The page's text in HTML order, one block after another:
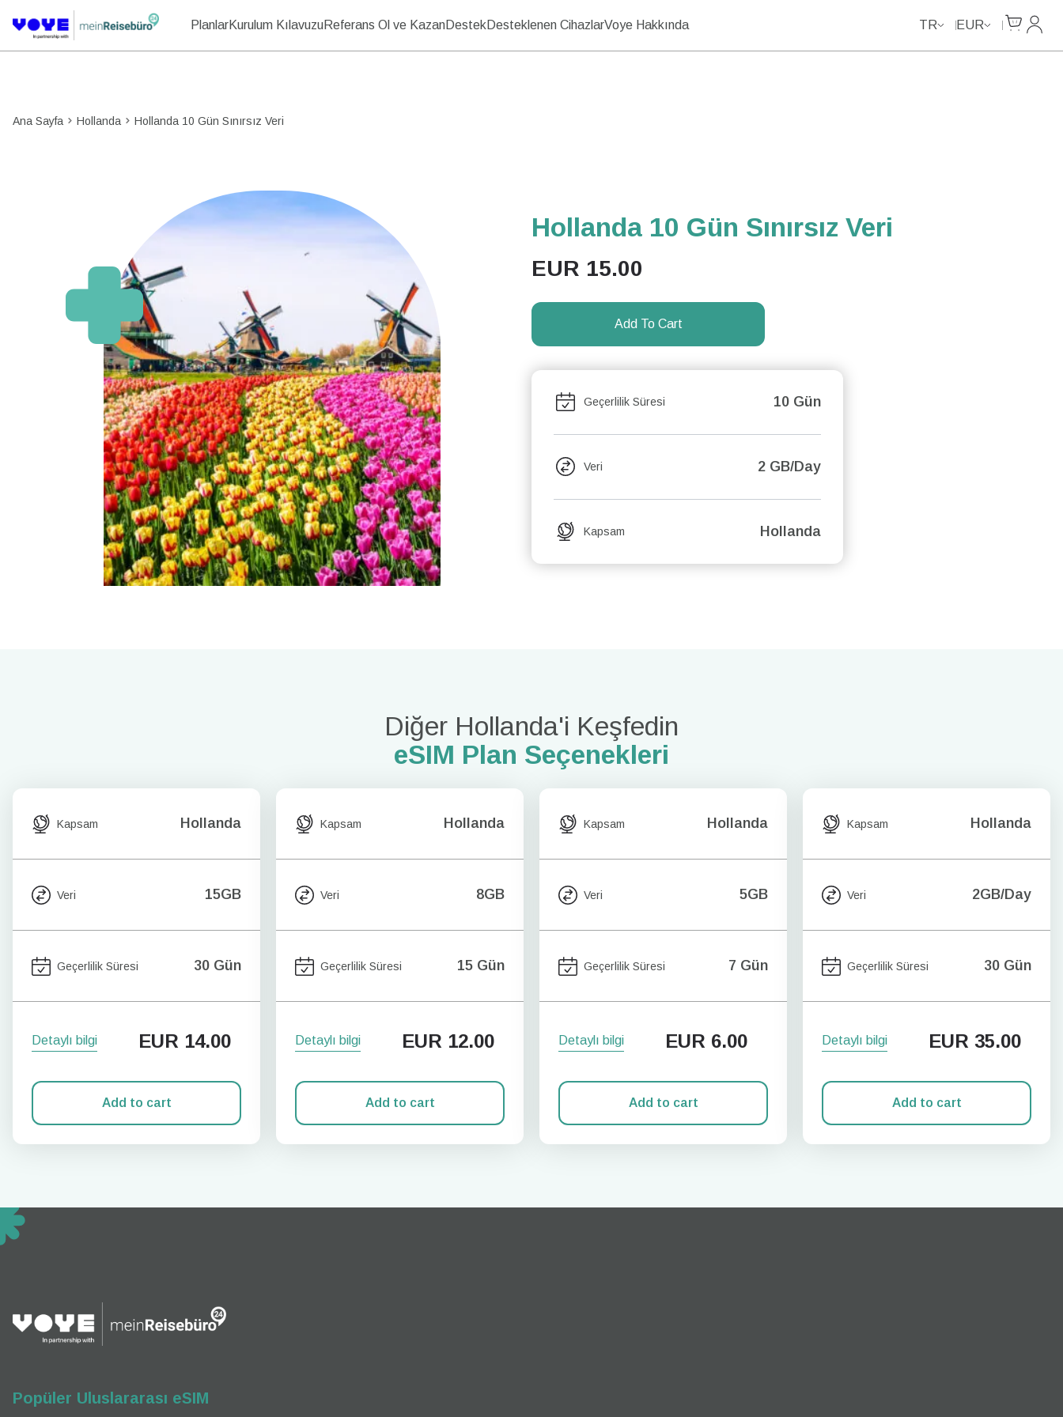
PlanlarKurulum KılavuzuReferans Ol ve KazanDestekDesteklenen CihazlarVoye Hakkında TR EUR
Ana Sayfa Hollanda Hollanda 10 Gün Sınırsız Veri
Hollanda 10 Gün Sınırsız Veri
EUR 15.00
Add To Cart
Geçerlilik Süresi 10 Gün
Veri 2 GB/Day
Kapsam Hollanda
Diğer Hollanda'i Keşfedin
eSIM Plan Seçenekleri
Kapsam Hollanda
Veri 15GB
Geçerlilik Süresi 30 Gün
Detaylı bilgi EUR 14.00
Add to cart
Kapsam Hollanda
Veri 8GB
Geçerlilik Süresi 15 Gün
Detaylı bilgi EUR 12.00
Add to cart
Kapsam Hollanda
Veri 5GB
Geçerlilik Süresi 7 Gün
Detaylı bilgi EUR 6.00
Add to cart
Kapsam Hollanda
Veri 2GB/Day
Geçerlilik Süresi 30 Gün
Detaylı bilgi EUR 35.00
Add to cart
Popüler Uluslararası eSIM